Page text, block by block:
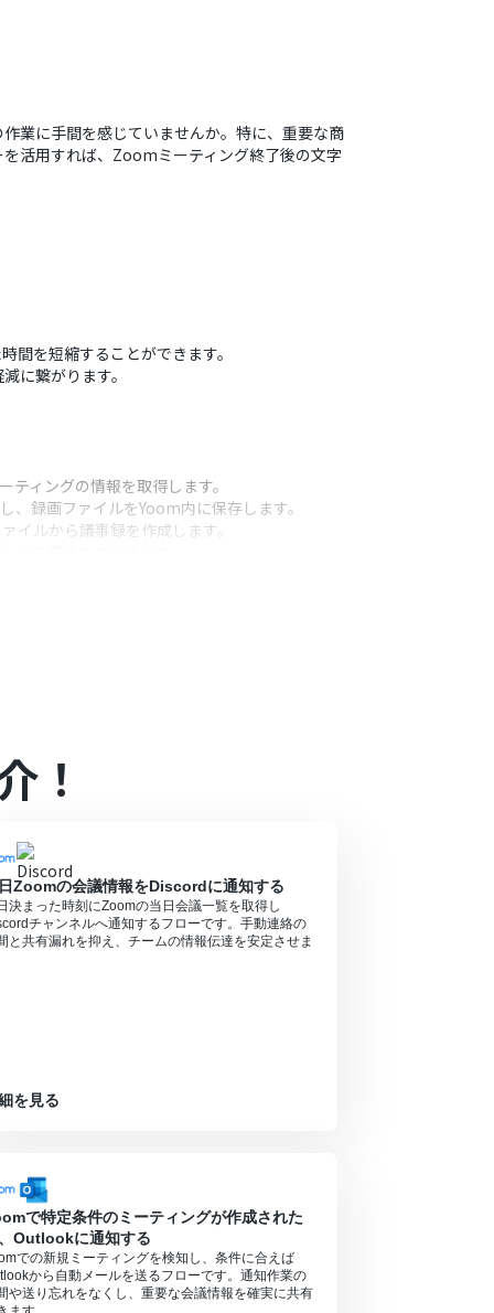
業に手間を感じていませんか。特に、重要な商
活用すれば、Zoomミーティング終了後の文字
を短縮することができます。
に繋がります。
ィングの情報を取得します。
録画ファイルをYoom内に保存します。
ルから議事録を作成します。
には制限対象のアプリを使用することができ
！
Zoomの会議情報をDiscordに通知する
決まった時刻にZoomの当日会議一覧を取得し
チャンネルへ通知するフローです。手動連絡の
と共有漏れを抑え、チームの情報伝達を安定させま
を見る
で特定条件のミーティングが作成された
Outlookに通知する
での新規ミーティングを検知し、条件に合えば
から自動メールを送るフローです。通知作業の
や送り忘れをなくし、重要な会議情報を確実に共有